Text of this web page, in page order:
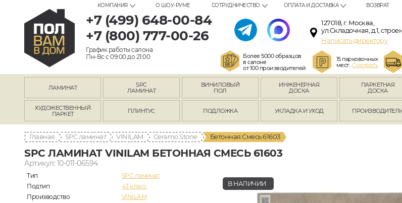
КОМПАНИЯ О ШОУ-РУМЕ СОТРУДНИЧЕСТВО ОПЛАТА И ДОСТАВКА ВОЗВРАТ
+7 (499) 648-00-84
+7 (800) 777-00-26
График работы салона
Пн-Вс с 09:00 до 21:00
127018, г. Москва,
ул.Складочная, д.1,
Написать директору
Более 5000 образцов
в салоне
от 100 производителей
15 парковочных
мест.Смотреть
ЛАМИНАТ
SPC
ЛАМИНАТ
ВИНИЛОВЫЙ
ПОЛ
ИНЖЕНЕРНАЯ
ДОСКА
ПАРКЕТНАЯ
ДОСКА
ХУДОЖЕСТВЕННЫЙ
ПАРКЕТ
ПЛИНТУС ПОДЛОЖКА УКЛАДКА И УХОД
Главная SPC ламинат VINILAM Ceramo Stone Бетонная Смесь 61603
SPC ЛАМИНАТ VINILAM БЕТОННАЯ СМЕСЬ 61603
Артикул: 10-011-06594
Тип
SPC ламинат
Подтип
43 класс
Производство
VINILAM
В НАЛИЧИИ